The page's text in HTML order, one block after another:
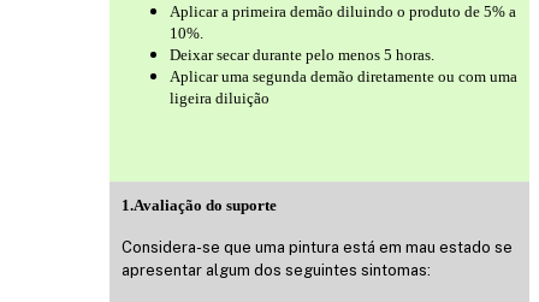
Aplicar a primeira demão diluindo o produto de 5% a
10%.
Deixar secar durante pelo menos 5 horas.
Aplicar uma segunda demão diretamente ou com uma
ligeira diluição
1.Avaliação do suporte
Considera-se que uma pintura está em mau estado se
apresentar algum dos seguintes sintomas: